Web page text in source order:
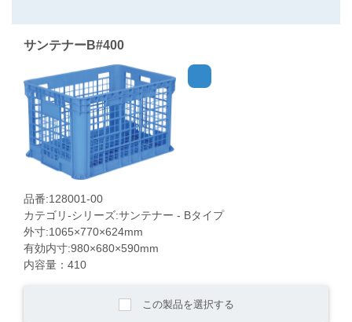
サンテナーB#400
品番:128001-00
カテゴリ-シリーズ:サンテナー - Bタイプ
外寸:1065×770×624mm
有効内寸:980×680×590mm
内容量：410
この製品を選択する